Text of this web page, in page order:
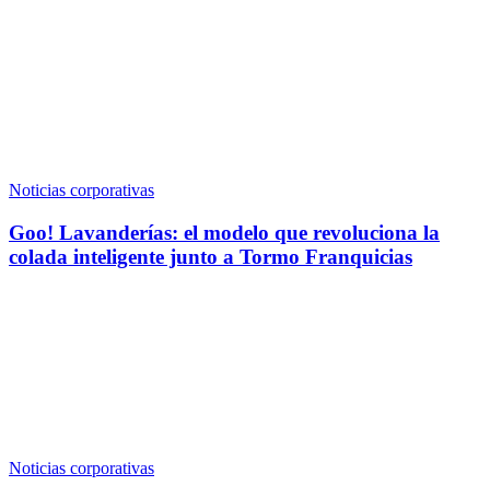
Noticias corporativas
Goo! Lavanderías: el modelo que revoluciona la
colada inteligente junto a Tormo Franquicias
Noticias corporativas